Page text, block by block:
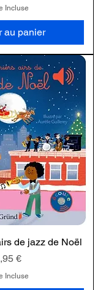
Incluse
au panier
de jazz de Noël
€
Incluse